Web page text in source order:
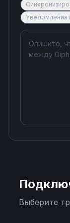
Уведомления
Выберите